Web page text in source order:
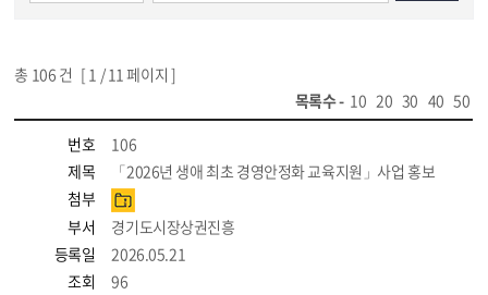
총 106 건 [ 1 / 11 페이지 ]
목록수 - 10 20 30 40 50
번호
106
제목
「2026년 생애 최초 경영안정화 교육지원」사업 홍보
첨부
부서
경기도시장상권진흥
등록일
2026.05.21
조회
96